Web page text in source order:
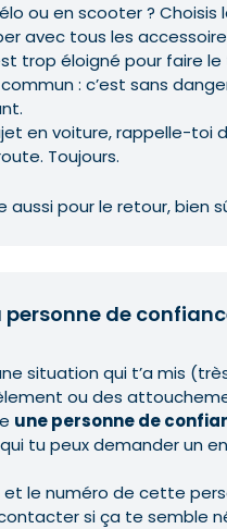
ou en scooter ?
avec tous les
trop éloigné pour faire
: c’est sans
en voiture, rappelle-toi
Toujours.
aussi pour le retour, bien
de
situation qui t’a mis
ou des
une personne de
tu peux demander un
le numéro de cette
si ça te semble